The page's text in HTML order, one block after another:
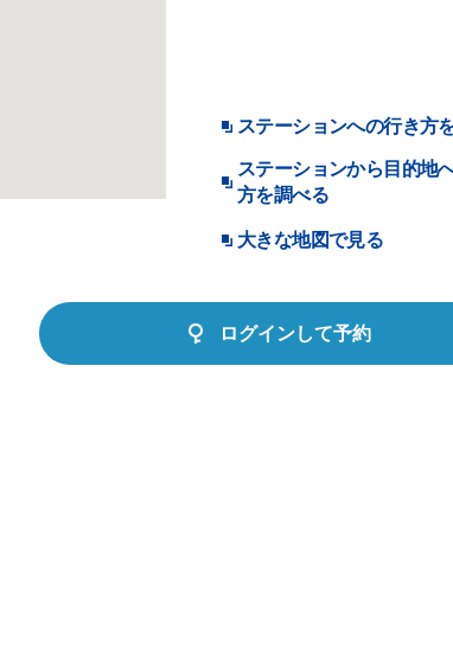
ステーションへの行き方
ステーションから目的地
方を調べる
大きな地図で見る
ログインして予約